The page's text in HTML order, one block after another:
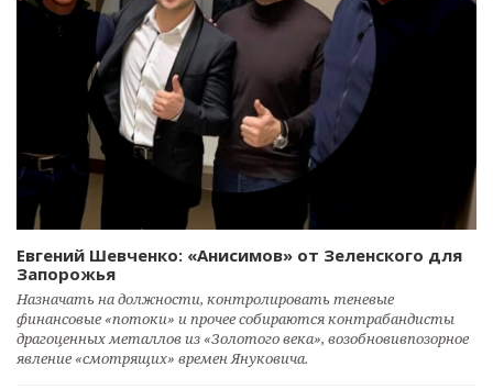
Евгений Шевченко: «Анисимов» от Зеленского для
Запорожья
Назначать на должности, контролировать теневые
финансовые «потоки» и прочее собираются контрабандисты
драгоценных металлов из «Золотого века», возобновивпозорное
явление «смотрящих» времен Януковича.